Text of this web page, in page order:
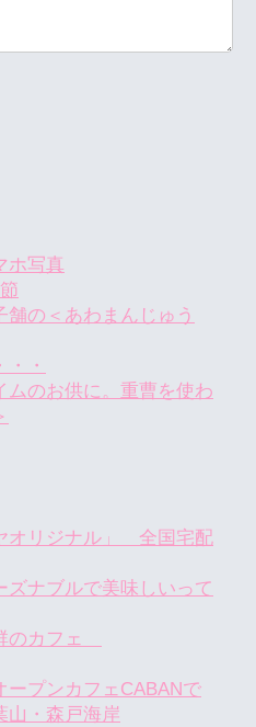
ホ写真
の＜あわまんじゅう
・
ムのお供に。重曹を使わ
オリジナル」 全国宅配
ナブルで美味しいって
のカフェ
ープンカフェCABANで
・森戸海岸